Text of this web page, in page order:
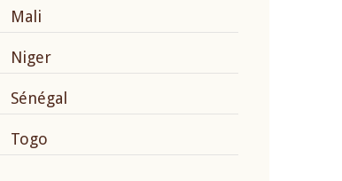
Mali
Niger
Sénégal
Togo